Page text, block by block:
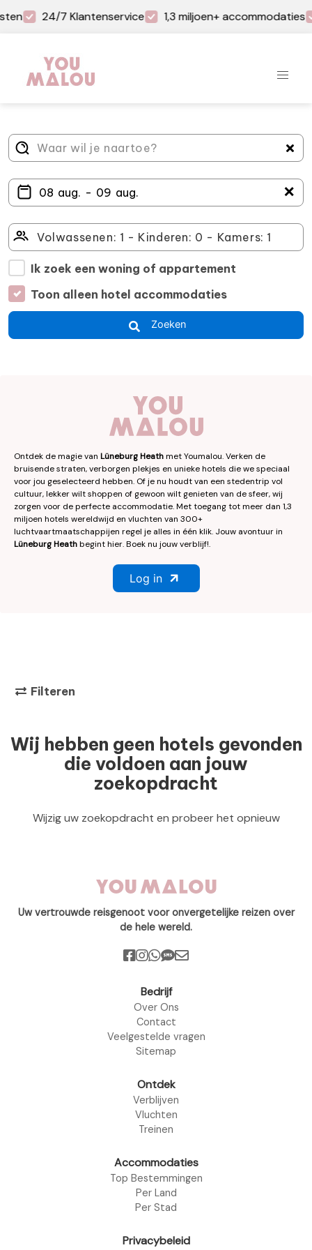
24/7 Klantenservice 1,3 miljoen+ accommodaties
＋
Ik zoek een woning of appartement
Toon alleen hotel accommodaties
Zoeken
Ontdek de magie van Lüneburg Heathmet Youmalou. Verken de
bruisende straten, verborgen plekjes en unieke hotels die we speciaal
voor jou geselecteerd hebben. Of je nu houdt van een stedentrip vol
cultuur, lekker wilt shoppen of gewoon wilt genieten van de sfeer, wij
zorgen voor de perfecte accommodatie. Met toegang tot meer dan 1,3
miljoen hotels wereldwijd en vluchten van 300+
luchtvaartmaatschappijen regel je alles in één klik. Jouw avontuur in
Lüneburg Heathbegint hier. Boek nu jouw verblijf!.
Log in
Filteren
Wij hebben geen hotels gevonden
die voldoen aan jouw
zoekopdracht
Wijzig uw zoekopdracht en probeer het opnieuw
Uw vertrouwde reisgenoot voor onvergetelijke reizen over
de hele wereld.
Bedrijf
Over Ons
Contact
Veelgestelde vragen
Sitemap
Ontdek
Verblijven
Vluchten
Treinen
Accommodaties
Top Bestemmingen
Per Land
Per Stad
Privacybeleid